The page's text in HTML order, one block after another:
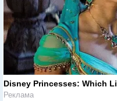
Disney Princesses: Which
Реклама